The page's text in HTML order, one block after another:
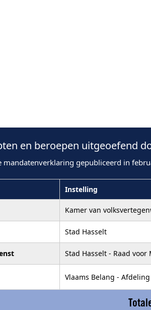
en beroepen uitgeoefend
mandatenverklaring gepubliceerd in
Instelling
Kamer van
Stad Hasselt
Stad Hasselt - Raad
Vlaams Belang -